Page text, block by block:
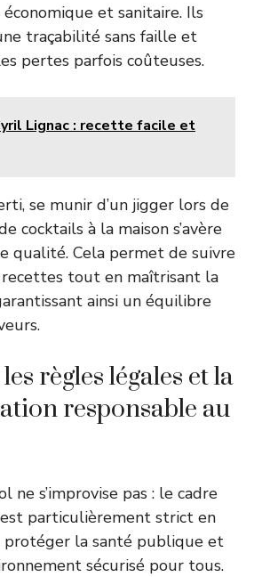
et sanitaire. Ils
traçabilité sans faille et
pertes parfois coûteuses.
Lignac : recette facile et
se munir d’un jigger lors de
cocktails à la maison s’avère
qualité. Cela permet de suivre
tout en maîtrisant la
ainsi un équilibre
règles légales et la
responsable au
ne s’improvise pas : le cadre
particulièrement strict en
protéger la santé publique et
sécurisé pour tous.